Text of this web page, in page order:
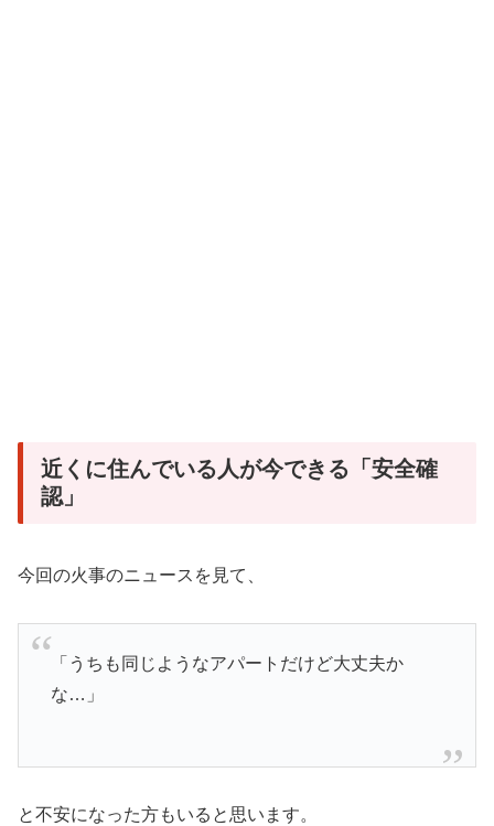
近くに住んでいる人が今できる「安全確
認」
今回の火事のニュースを見て、
「うちも同じようなアパートだけど大丈夫か
な…」
と不安になった方もいると思います。